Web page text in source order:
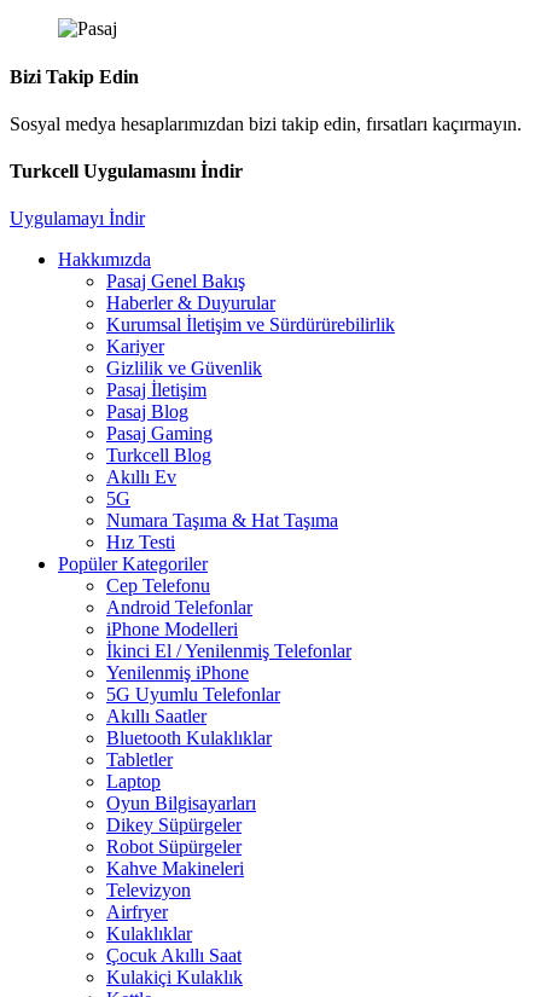
Bizi Takip Edin
Sosyal medya hesaplarımızdan bizi takip edin, fırsatları kaçırmayın.
Turkcell Uygulamasını İndir
Uygulamayı İndir
Hakkımızda
Pasaj Genel Bakış
Haberler & Duyurular
Kurumsal İletişim ve Sürdürürebilirlik
Kariyer
Gizlilik ve Güvenlik
Pasaj İletişim
Pasaj Blog
Pasaj Gaming
Turkcell Blog
Akıllı Ev
5G
Numara Taşıma & Hat Taşıma
Hız Testi
Popüler Kategoriler
Cep Telefonu
Android Telefonlar
iPhone Modelleri
İkinci El / Yenilenmiş Telefonlar
Yenilenmiş iPhone
5G Uyumlu Telefonlar
Akıllı Saatler
Bluetooth Kulaklıklar
Tabletler
Laptop
Oyun Bilgisayarları
Dikey Süpürgeler
Robot Süpürgeler
Kahve Makineleri
Televizyon
Airfryer
Kulaklıklar
Çocuk Akıllı Saat
Kulakiçi Kulaklık